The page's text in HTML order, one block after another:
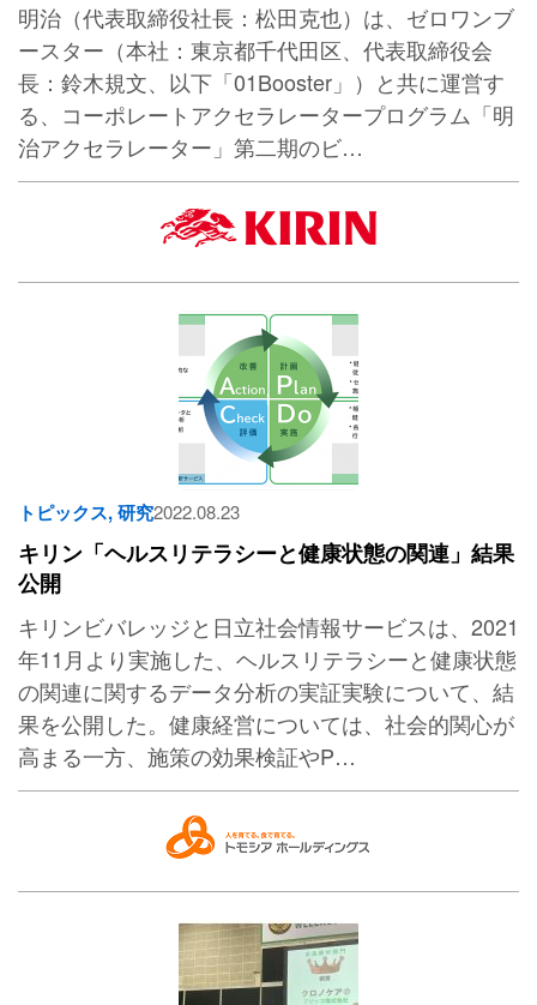
明治（代表取締役社長：松田克也）は、ゼロワンブ
ースター（本社：東京都千代田区、代表取締役会
長：鈴木規文、以下「01Booster」）と共に運営す
る、コーポレートアクセラレータープログラム「明
治アクセラレーター」第二期のビ…
トピックス,研究2022.08.23
キリン「ヘルスリテラシーと健康状態の関連」結果
公開
キリンビバレッジと日立社会情報サービスは、2021
年11月より実施した、ヘルスリテラシーと健康状態
の関連に関するデータ分析の実証実験について、結
果を公開した。健康経営については、社会的関心が
高まる一方、施策の効果検証やP…